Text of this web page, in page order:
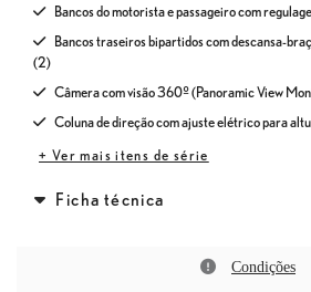
Bancos do motorista e passageiro com
Bancos traseiros bipartidos com descansa-
(2)
Câmera com visão 360º (Panoramic View
Coluna de direção com ajuste elétrico para
+ Ver mais itens de série
Ficha técnica
Condições